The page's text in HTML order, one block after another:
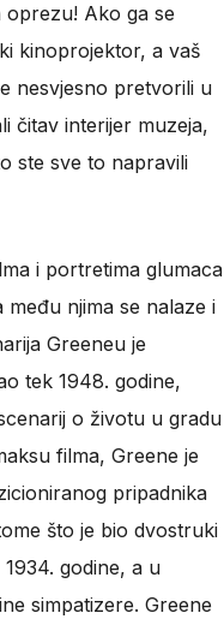
oprezu! Ako ga se
kinoprojektor, a vaš
nesvjesno pretvorili u
čitav interijer muzeja,
ste sve to napravili
i portretima glumaca
njima se nalaze i
Greeneu je
tek 1948. godine,
o životu u gradu
filma, Greene je
pripadnika
što je bio dvostruki
godine, a u
simpatizere. Greene